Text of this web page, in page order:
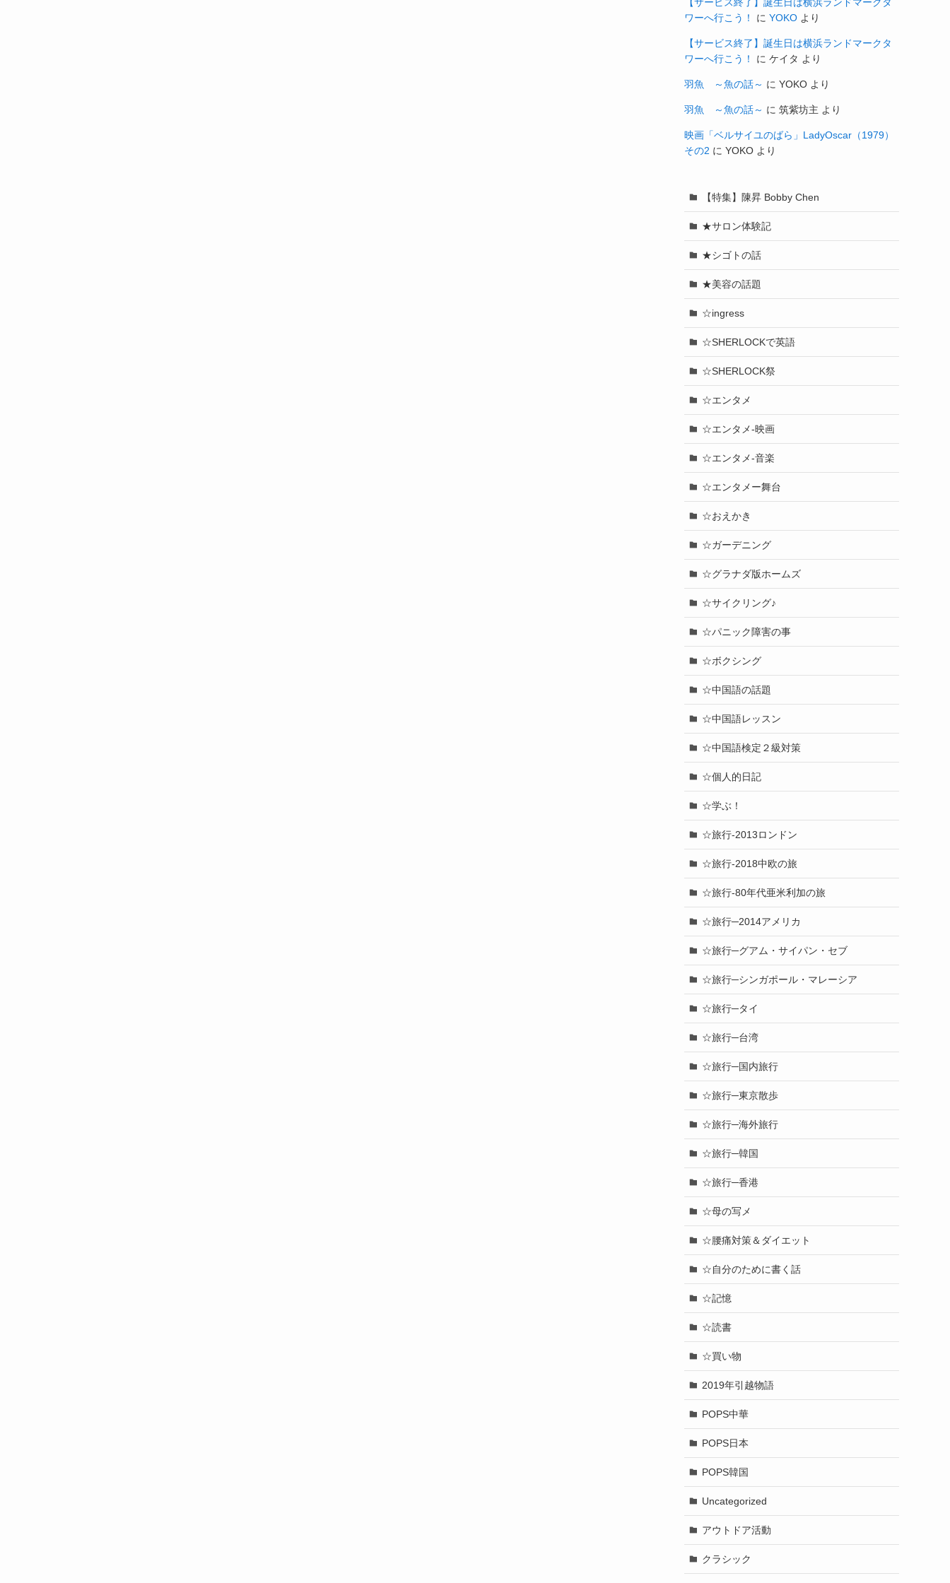
ワーへ行こう！
に YOKO より
【サービス終了】誕生日は横浜ランドマークタ
ワーへ行こう！
に ケイタ より
羽魚 ～魚の話～ に YOKO より
羽魚 ～魚の話～ に 筑紫坊主 より
映画「ベルサイユのばら」LadyOscar（1979）
その2 に YOKO より
【特集】陳昇 Bobby Chen
★サロン体験記
★シゴトの話
★美容の話題
☆ingress
☆SHERLOCKで英語
☆SHERLOCK祭
☆エンタメ
☆エンタメ-映画
☆エンタメ-音楽
☆エンタメー舞台
☆おえかき
☆ガーデニング
☆グラナダ版ホームズ
☆サイクリング♪
☆パニック障害の事
☆ボクシング
☆中国語の話題
☆中国語レッスン
☆中国語検定２級対策
☆個人的日記
☆学ぶ！
☆旅行-2013ロンドン
☆旅行-2018中欧の旅
☆旅行-80年代亜米利加の旅
☆旅行─2014アメリカ
☆旅行─グアム・サイパン・セブ
☆旅行─シンガポール・マレーシア
☆旅行─タイ
☆旅行─台湾
☆旅行─国内旅行
☆旅行─東京散歩
☆旅行─海外旅行
☆旅行─韓国
☆旅行─香港
☆母の写メ
☆腰痛対策＆ダイエット
☆自分のために書く話
☆記憶
☆読書
☆買い物
2019年引越物語
POPS中華
POPS日本
POPS韓国
Uncategorized
アウトドア活動
クラシック